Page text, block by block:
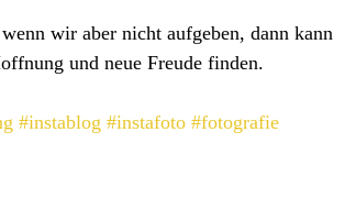
wir aber nicht aufgeben, dann kann
und neue Freude finden.
#instablog #instafoto #fotografie